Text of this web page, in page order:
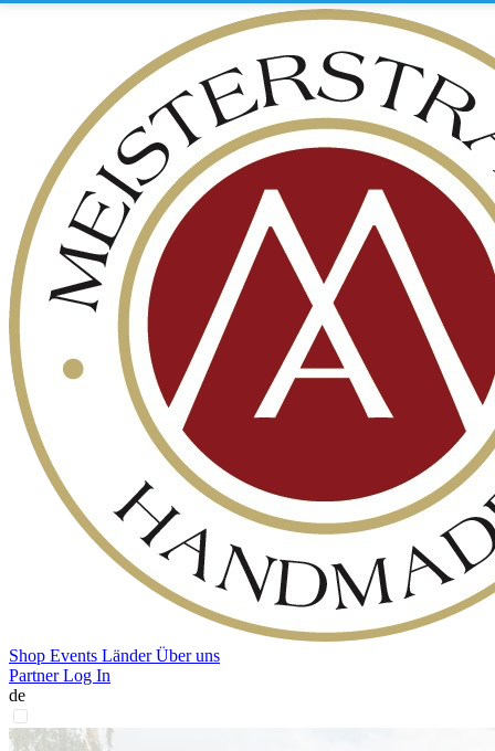
Shop Events LänderÜber uns
Partner Log In
de